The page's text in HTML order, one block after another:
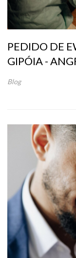
PEDIDO DE
GIPÓIA -
Blog